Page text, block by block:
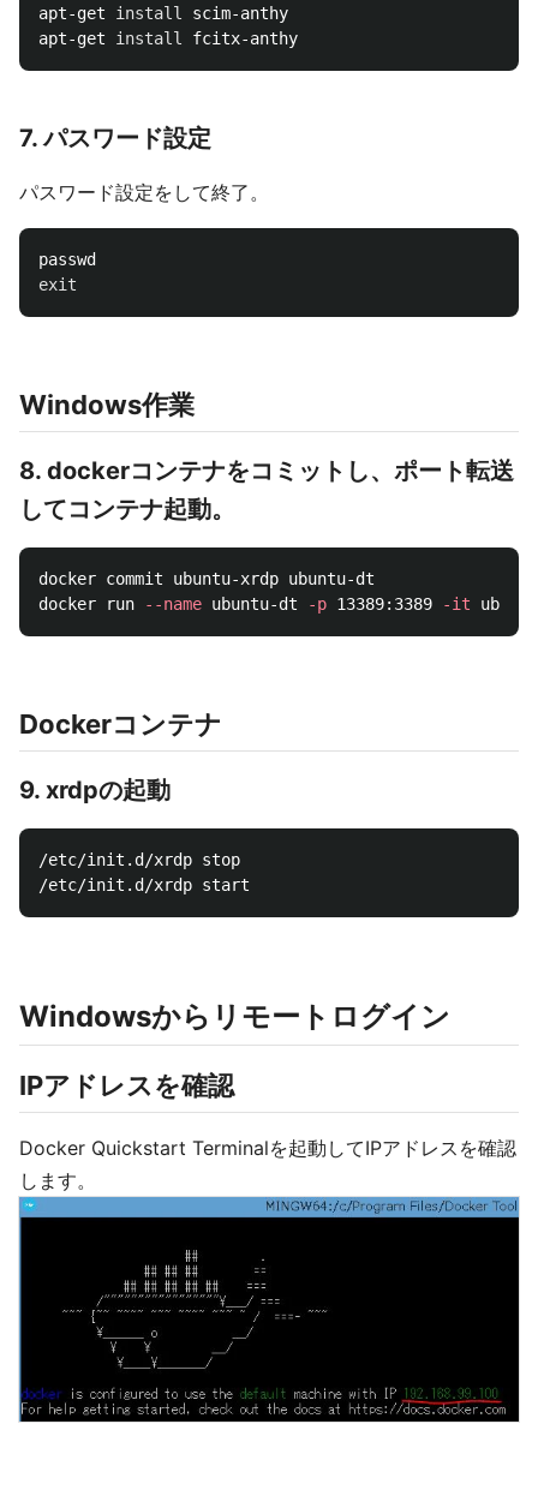
apt-get install scim-anthy
apt-get install
7. パスワード設定
パスワード設定をして終了。
exit
Windows作業
8. dockerコンテナをコミットし、ポート転送
してコンテナ起動。
docker commit ubuntu-xrdp ubuntu-dt
docker run
--name ubuntu-dt -p 13389:3389 -it
Dockerコンテナ
9. xrdpの起動
/etc/init.d/xrdp stop
Windowsからリモートログイン
IPアドレスを確認
Docker Quickstart Terminalを起動してIPアドレスを確認
します。